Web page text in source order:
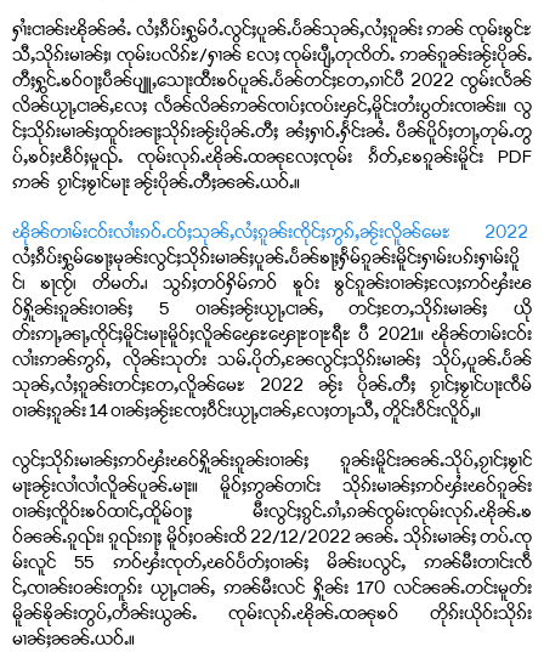
ႁၢႆးငၢၼ်းၽိုၼ်ၼႆႉ လႆႈၵဵပ်းႁွမ်ဝႆႉလွင်ႈပူၼ်ႉပႅၼ်သုၼ်ႇလႆႈၵူၼ်း ဢၼ် ၸုမ်းၶွင်ႊ
သီႇသိုၵ်းမၢၼ်ႈ၊ ၸုမ်းပလိၵ်ႊ/ႁၢၼ် လႄႈ ၸုမ်းပျီႇတုၸိတ်ႉ ဢၼ်ၵူၼ်းၼႂ်းပိုၼ်ႉ
တီႈႁွင်ႉၶဝ်ဝႃႈပဵၼ်ပျူႇသေႃးထီးၶဝ်ပူၼ်ႉပႅၼ်တင်ႈတႄႇၵၢင်ပီ 2022 ၸွမ်းလႅၼ်
လိၼ်ယႂႃႇငၢၼ်ႇလႄႈ လႅၼ်လိၼ်ဢၼ်ၸၢပ်ႈၸပ်းၾင်ႇမိူင်းတႆးပွတ်းၸၢၼ်း။ လွ
င်ႈသိုၵ်းမၢၼ်ႈထူဝ်းၼႃႈသိုၵ်းၼႂ်းပိုၼ်ႉတီႈ ၼႆႈႁၢဝ်ႉႁႅင်းၼႆႉ ပဵၼ်ပိူဝ်ႈတႃႇတုမ်ႉတွ
ပ်ႇၶဝ်ႈၽဵဝ်ႈမူၺ်ႉ ၸုမ်းလုၵ်ႉၽိုၼ်ႉထၼုလႄႈၸုမ်း ၵႅတ်ႇၶႄၵူၼ်းမိူင်း PDF
ဢၼ် ၵႂၢင်ႈၶႂၢင်မႃး ၼႂ်းပိုၼ်ႉတီႈၼၼ်ႉယဝ်ႉ။
ၽိုၼ်တၢမ်းငဝ်းလၢႆးၵဝ်ႉငဝ်ႈသုၼ်ႇလႆႈၵူၼ်းၸိုင်ႈဢွၵ်ႇၼႂ်းလိူၼ်မေႊ 2022
လႆႈၵဵပ်းႁွမ်ၶေႃႈမုၼ်းလွင်ႈသိုၵ်းမၢၼ်ႈပူၼ်ႉပႅၼ်ၶႃႈႁႅမ်ၵူၼ်းမိူင်းႁၢမ်းပၵ်းႁၢမ်းပိူ
င်၊ ၶႃၸႂ်၊ တိမတ်ႉ၊ သွၵ်ႈတဝ်ႁိမ်ဢဝ် ၶူဝ်း ၶွင်ၵူၼ်းဝၢၼ်ႈလႄႈဢဝ်ၾႆးၽ
ဝ်ႁိူၼ်းၵူၼ်းဝၢၼ်ႈ 5 ဝၢၼ်ႈၼႂ်းယႂႃႇငၢၼ်ႇ တင်ႈတႄႇသိုၵ်းမၢၼ်ႈ ယို
တ်းဢႃႇၼႃႇၸိုင်ႈမိူင်းမႃးမိူဝ်ႈလိူၼ်ၾေႊၾေႃႊဝႃႊရီႊ ပီ 2021။ ၽိုၼ်တၢမ်းငဝ်း
လၢႆးဢၼ်ဢွၵ်ႇ လိုၼ်းသုတ်း သမ်ႉပိုတ်ႇၼႄလွင်ႈသိုၵ်းမၢၼ်ႈ သိုပ်ႇပူၼ်ႉပႅၼ်
သုၼ်ႇလႆႈၵူၼ်းတင်ႈတႄႇလိူၼ်မေႊ 2022 ၼႂ်း ပိုၼ်ႉတီႈ ၵႂၢင်ႈၶႂၢင်ပႃးၸဵမ်
ဝၢၼ်ႈၵူၼ်း 14 ဝၢၼ်ႈၼႂ်းၸႄႈဝဵင်းယႂႃႇငၢၼ်ႇလႄႈတႃႇသီႇ တိူင်းဝဵင်းလိူဝ်ႇ။
လွင်ႈသိုၵ်းမၢၼ်ႈဢဝ်ၾႆးၽဝ်ႁိူၼ်းၵူၼ်းဝၢၼ်ႈ ၵူၼ်းမိူင်းၼၼ်ႉသိုပ်ႇၵႂၢင်ႈၶႂၢင်
မႃးၼႂ်းလၢႆလၢႆလိူၼ်ပူၼ်ႉမႃး။ မိူဝ်ႈဢွၼ်တၢင်း သိုၵ်းမၢၼ်ႈဢဝ်ၾႆးၽဝ်ၵူၼ်း
ဝၢၼ်ႈၸိူဝ်းၶဝ်ထၢင်ႇထိူမ်ဝႃႈ မီးလွင်ႈၵွင်ႉၵၢႆႇၵၼ်ၸွမ်းၸုမ်းလုၵ်ႉၽိုၼ်ႉၶ
ဝ်ၼၼ်ႉၵူၺ်း၊ ၵူၺ်းၵႃႈ မိူဝ်ႈဝၼ်းထိ 22/12/2022 ၼၼ်ႉ သိုၵ်းမၢၼ်ႈ တပ်ႉၸု
မ်းလူင် 55 ဢဝ်ၾႆးၸုတ်ႇၽဝ်ပႅတ်ႈဝၢၼ်ႈ မိၼ်းပလွင်ႇ ဢၼ်မီးတၢင်းၸဵ
င်ႇၸၢၼ်းဝၼ်းတူၵ်း ယႂႃႇငၢၼ်ႇ ဢၼ်မီးလင် ႁိူၼ်း 170 လင်ၼၼ်ႉတင်းမူတ်း
မိူၼ်ၶိုၼ်းတွပ်ႇတႅၼ်းယွၼ်ႉ ၸုမ်းလုၵ်ႉၽိုၼ်ႉထၼုၶဝ် တိုၵ်းယိုဝ်းသိုၵ်း
မၢၼ်ႈၼၼ်ႉယဝ်ႉ။